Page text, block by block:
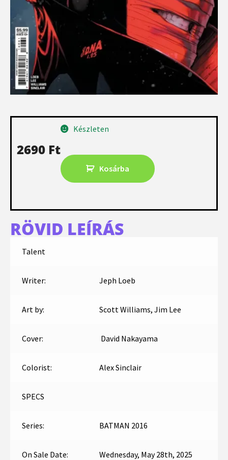
2690 Ft
Készleten
Kosárba
RÖVID LEÍRÁS
Talent
Writer: Jeph Loeb
Art by: Scott Williams, Jim Lee
Cover: David Nakayama
Colorist: Alex Sinclair
SPECS
Series: BATMAN 2016
On Sale Date: Wednesday, May 28th, 2025